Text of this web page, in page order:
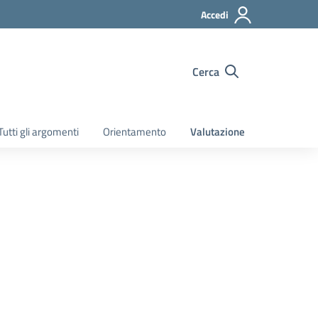
Accedi
Cerca
gli argomenti Orientamento Valutazione